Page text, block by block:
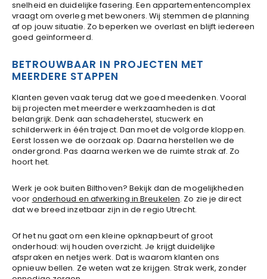
snelheid en duidelijke fasering. Een appartementencomplex
vraagt om overleg met bewoners. Wij stemmen de planning
af op jouw situatie. Zo beperken we overlast en blijft iedereen
goed geïnformeerd.
BETROUWBAAR IN PROJECTEN MET
MEERDERE STAPPEN
Klanten geven vaak terug dat we goed meedenken. Vooral
bij projecten met meerdere werkzaamheden is dat
belangrijk. Denk aan schadeherstel, stucwerk en
schilderwerk in één traject. Dan moet de volgorde kloppen.
Eerst lossen we de oorzaak op. Daarna herstellen we de
ondergrond. Pas daarna werken we de ruimte strak af. Zo
hoort het.
Werk je ook buiten Bilthoven? Bekijk dan de mogelijkheden
voor onderhoud en afwerking in Breukelen. Zo zie je direct
dat we breed inzetbaar zijn in de regio Utrecht.
Of het nu gaat om een kleine opknapbeurt of groot
onderhoud: wij houden overzicht. Je krijgt duidelijke
afspraken en netjes werk. Dat is waarom klanten ons
opnieuw bellen. Ze weten wat ze krijgen. Strak werk, zonder